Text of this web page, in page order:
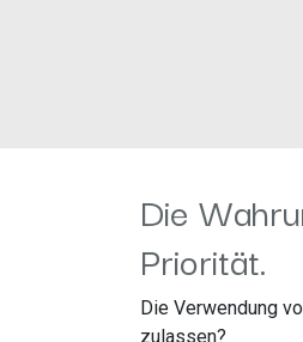
Die
Priorität.
Die Verwendung
zulassen?